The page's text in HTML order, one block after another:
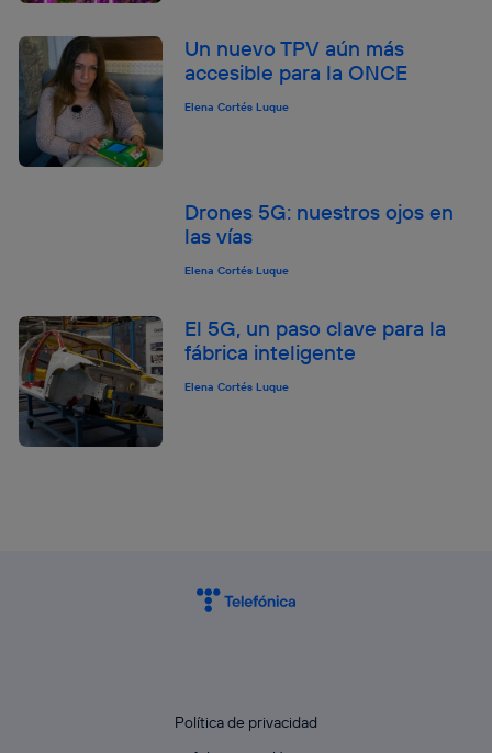
Un nuevo TPV aún más
accesible para la ONCE
Elena Cortés Luque
Drones 5G: nuestros ojos en
las vías
Elena Cortés Luque
El 5G, un paso clave para la
fábrica inteligente
Elena Cortés Luque
Política de privacidad